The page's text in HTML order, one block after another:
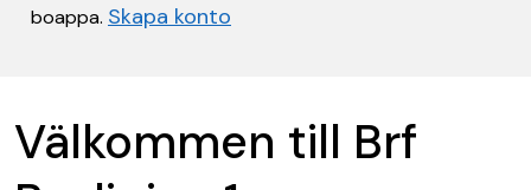
boappa. Skapa konto
Välkommen till Brf